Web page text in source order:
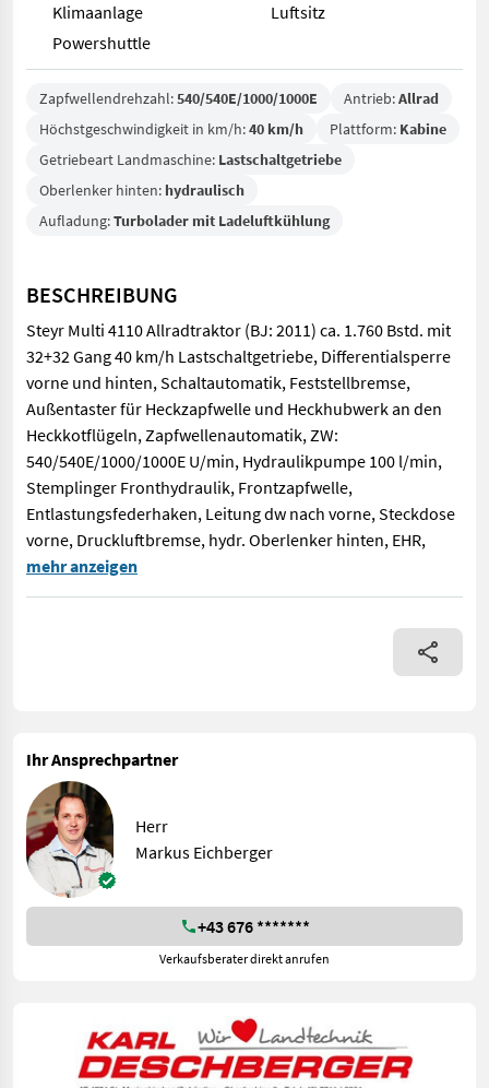
Klimaanlage
Luftsitz
Powershuttle
Zapfwellendrehzahl:540/540E/1000/1000E Antrieb:Allrad
Höchstgeschwindigkeit in km/h:40 km/h Plattform: Kabine
Getriebeart Landmaschine: Lastschaltgetriebe
Oberlenker hinten: hydraulisch
Aufladung:Turbolader mit Ladeluftkühlung
BESCHREIBUNG
Steyr Multi 4110 Allradtraktor (BJ: 2011) ca. 1.760 Bstd. mit
32+32 Gang 40 km/h Lastschaltgetriebe, Differentialsperre
vorne und hinten, Schaltautomatik, Feststellbremse,
Außentaster für Heckzapfwelle und Heckhubwerk an den
Heckkotflügeln, Zapfwellenautomatik, ZW:
540/540E/1000/1000E U/min, Hydraulikpumpe 100 l/min,
Stemplinger Fronthydraulik, Frontzapfwelle,
Entlastungsfederhaken, Leitung dw nach vorne, Steckdose
vorne, Druckluftbremse, hydr. Oberlenker hinten, EHR,
Steyr Multi 4110 Allradtraktor (BJ: 2011) ca. 1.760 Bstd. mit
mehr anzeigen
Ihr Ansprechpartner
Herr
Markus Eichberger
+43 676 *******
Verkaufsberater direkt anrufen